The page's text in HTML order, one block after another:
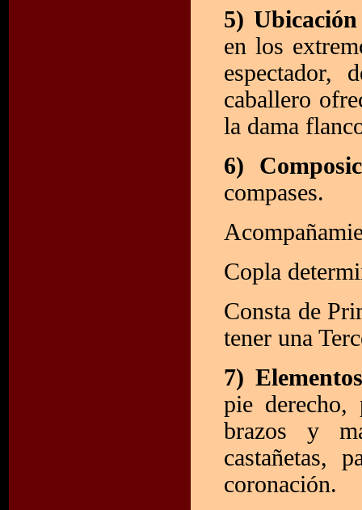
5)
en los
espectador,
caballero
la dama
6)
compases.
Copla
Consta de
tener una
7)
pie derecho,
brazos y
castañetas,
coronación.